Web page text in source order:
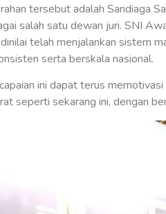
tersebut adalah Sandiaga
salah satu dewan juri. SNI
telah menjalankan sistem
serta berskala nasional.
ini dapat terus
seperti sekarang ini, dengan